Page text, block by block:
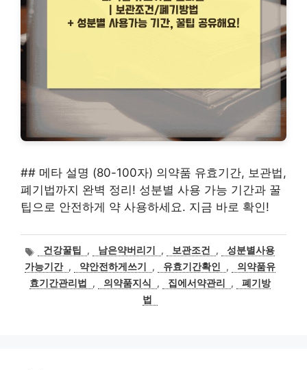
## 메타 설명 (80-100자) 의약품 유효기간, 보관법,
폐기법까지 완벽 정리! 성분별 사용 가능 기간과 꿀
팁으로 안전하게 약 사용하세요. 지금 바로 확인!
태
그
건강꿀팁 , 남은약버리기 , 보관조건 ,
성분별사용
가능기간 , 약안전하게쓰기 , 유효기간확인 ,
의약품유
효기간관리법
, 의약품지식 , 집에서약관리 ,
폐기방
법